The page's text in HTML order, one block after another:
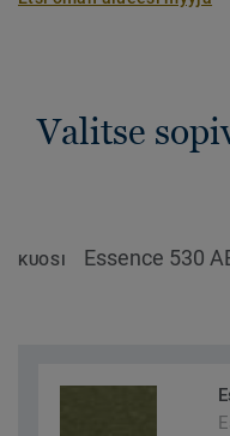
Valitse
KUOSI Essence 530